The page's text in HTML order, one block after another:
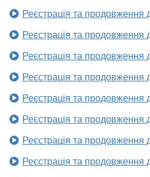
Реєстрація та продовження
Реєстрація та продовження
Реєстрація та продовження
Реєстрація та продовження
Реєстрація та продовження
Реєстрація та продовження
Реєстрація та продовження
Реєстрація та продовження